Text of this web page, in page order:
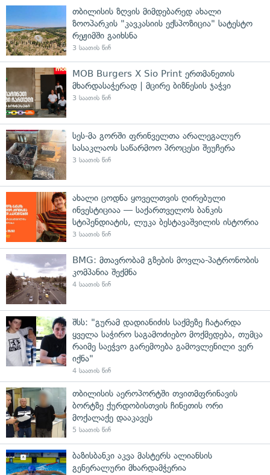
თბილისის ზღვის მიმდებარედ ახალი
ზოოპარკის "კავკასიის ექსპოზიცია" სატესტო
რეჟიმში გაიხსნა
3 საათის წინ
MOB Burgers X Sio Print ერთმანეთის
მხარდასაჭერად | მცირე ბიზნესის ჯაჭვი
3 საათის წინ
სეს-მა გორში ფრინველთა არალეგალურ
სასაკლაოს საწარმოო პროცესი შეუჩერა
3 საათის წინ
ახალი ცოდნა ყოველთვის ღირებული
ინვესტიციაა — საქართველოს ბანკის
სტიპენდიატის, ლუკა ბესტავაშვილის ისტორია
3 საათის წინ
BMG: მთავრობამ გზების მოვლა-პატრონობის
კომპანია შექმნა
4 საათის წინ
შსს: "გურამ დადიანიძის საქმეზე ჩატარდა
ყველა საჭირო საგამოძიებო მოქმედება, თუმცა
რაიმე საეჭვო გარემოება გამოვლენილი ვერ
იქნა"
4 საათის წინ
თბილისის აეროპორტში თვითმფრინავის
ბორტზე ქურდობისთვის ჩინეთის ორი
მოქალაქე დააკავეს
5 საათის წინ
ბაზისბანკი აკვა მასტერს ალიანსის
გენერალური მხარდამჭერია